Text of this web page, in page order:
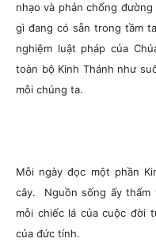
nhạo và phản chống
gì đang có sẵn trong tầm
nghiệm luật pháp của
toàn bộ Kinh Thánh như
mỗi chúng ta.
Mỗi ngày đọc một phần
cây. Nguồn sống ấy thấm
mỗi chiếc lá của cuộc đời
của đức tính.